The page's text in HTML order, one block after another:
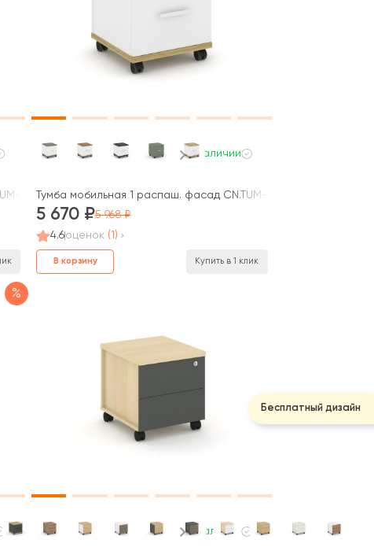
007 B 420x420x448 Концепт / Concept
В наличии
Тумба мобильная 1 распаш. фасад CN.TUM-007 W
5 670
5 968
4.6оценок (1)
В корзину Купить в 1 клик
%
В наличии
Бесплатный дизайн